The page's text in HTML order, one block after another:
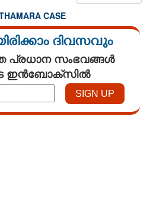
CASE
ദിവസവും
പ്രധാന സംഭവങ്ങൾ
ഇൻബോക്സിൽ